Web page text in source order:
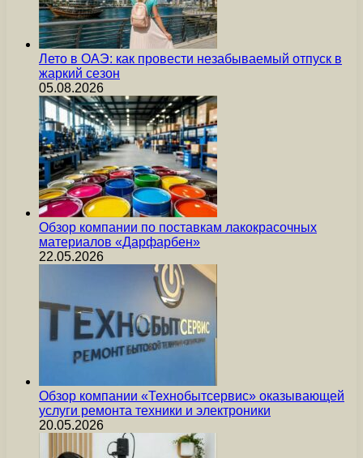
Лето в ОАЭ: как провести незабываемый отпуск в
жаркий сезон
05.08.2026
Обзор компании по поставкам лакокрасочных
материалов «Дарфарбен»
22.05.2026
Обзор компании «Технобытсервис» оказывающей
услуги ремонта техники и электроники
20.05.2026